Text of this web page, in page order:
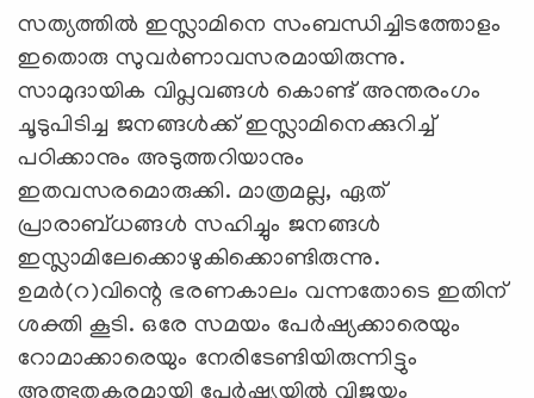
സത്യത്തിൽ ഇസ്ലാമിനെ സംബന്ധിച്ചിടത്തോളം
ഇതൊരു സുവർണാവസരമായിരുന്നു.
സാമുദായിക വിപ്ലവങ്ങൾ കൊണ്ട്‌ അന്തരംഗം
ചൂടുപിടിച്ച ജനങ്ങൾക്ക്‌ ഇസ്ലാമിനെക്കുറിച്ച്‌
പഠിക്കാനും അടുത്തറിയാനും
ഇതവസരമൊരുക്കി. മാത്രമല്ല, ഏത്‌
പ്രാരാബ്ധങ്ങൾ സഹിച്ചും ജനങ്ങൾ
ഇസ്ലാമിലേക്കൊഴുകിക്കൊണ്ടിരുന്നു.
ഉമർ(റ)വിന്റെ ഭരണകാലം വന്നതോടെ ഇതിന്‌
ശക്തി കൂടി. ഒരേ സമയം പേർഷ്യക്കാരെയും
റോമാക്കാരെയും നേരിടേണ്ടിയിരുന്നിട്ടും